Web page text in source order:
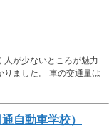
人が少ないところが魅力
りました。 車の交通量は
自動車学校）